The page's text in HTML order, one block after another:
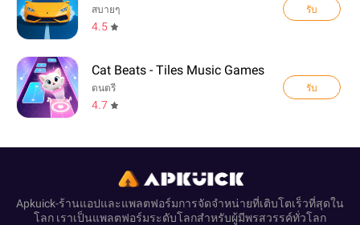
สบายๆ
4.5
รับ
Cat Beats - Tiles Music Games
ดนตรี
4.7
รับ
Apkuick-ร้านแอปและแพลตฟอร์มการจัดจำหน่ายที่เติบโตเร็วที่สุดใน
โลก เราเป็นแพลตฟอร์มระดับโลกสำหรับผู้มีพรสวรรค์ทั่วโลก